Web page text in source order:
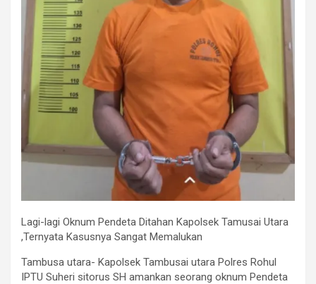
Lagi-lagi Oknum Pendeta Ditahan Kapolsek Tamusai Utara
,Ternyata Kasusnya Sangat Memalukan
Tambusa utara- Kapolsek Tambusai utara Polres Rohul
IPTU Suheri sitorus SH amankan seorang oknum Pendeta